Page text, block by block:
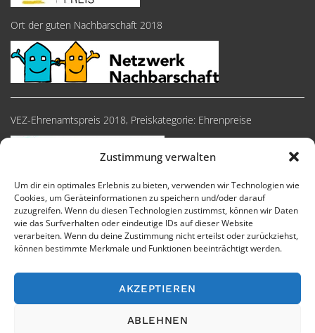
Zustimmung verwalten
Um dir ein optimales Erlebnis zu bieten, verwenden wir Technologien wie
Cookies, um Geräteinformationen zu speichern und/oder darauf
zuzugreifen. Wenn du diesen Technologien zustimmst, können wir Daten
wie das Surfverhalten oder eindeutige IDs auf dieser Website
verarbeiten. Wenn du deine Zustimmung nicht erteilst oder zurückziehst,
können bestimmte Merkmale und Funktionen beeinträchtigt werden.
AKZEPTIEREN
ABLEHNEN
Ort der guten Nachbarschaft 2018
VEZ-Ehrenamtspreis 2018, Preiskategorie: Ehrenpreise
Cookie-Richtlinie Datenschutzerklärung